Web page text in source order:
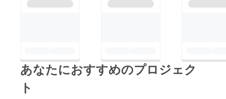
あなたにおすすめのプロジェク
ト